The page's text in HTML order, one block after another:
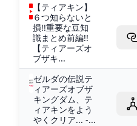
【ティアキン】
６つ知らないと
損!!重要な豆知
識まとめ前編!!
【ティアーズオ
ブザキ...
ゼルダの伝説テ
ィアーズオブザ
キングダム、テ
ィアキンをよう
やくクリア... -...